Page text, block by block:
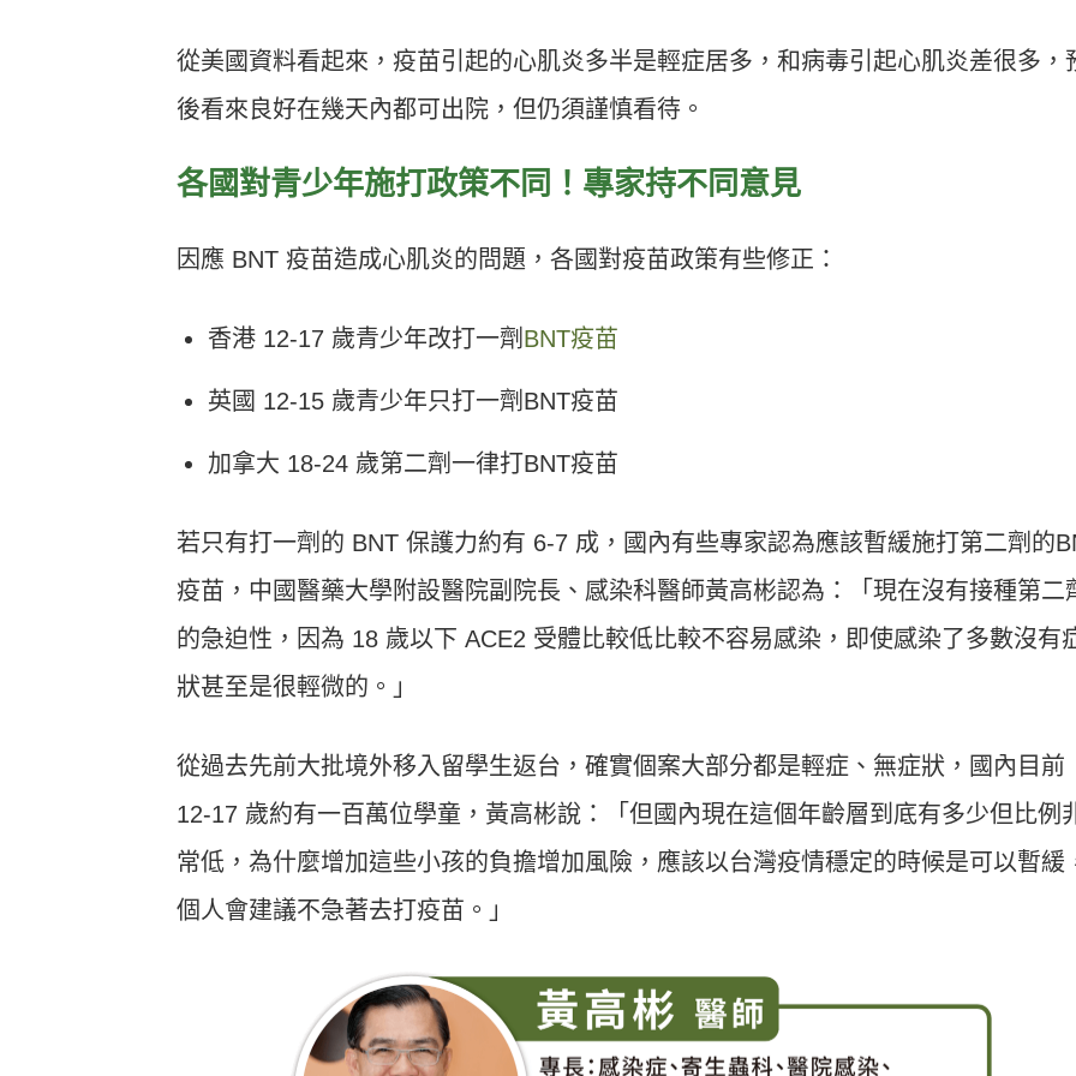
從美國資料看起來，疫苗引起的心肌炎多半是輕症居多，和病毒引起心肌炎差很多，
後看來良好在幾天內都可出院，但仍須謹慎看待。
各國對青少年施打政策不同！專家持不同意見
因應 BNT 疫苗造成心肌炎的問題，各國對疫苗政策有些修正：
香港 12-17 歲青少年改打一劑 BNT疫苗
英國 12-15 歲青少年只打一劑BNT疫苗
加拿大 18-24 歲第二劑一律打BNT疫苗
若只有打一劑的 BNT 保護力約有 6-7 成，國內有些專家認為應該暫緩施打第二劑的
疫苗，中國醫藥大學附設醫院副院長、感染科醫師黃高彬認為：「現在沒有接種第二
的急迫性，因為 18 歲以下 ACE2 受體比較低比較不容易感染，即使感染了多數沒有
狀甚至是很輕微的。」
從過去先前大批境外移入留學生返台，確實個案大部分都是輕症、無症狀，國內目前
12-17 歲約有一百萬位學童，黃高彬說：「但國內現在這個年齡層到底有多少但比例
常低，為什麼增加這些小孩的負擔增加風險，應該以台灣疫情穩定的時候是可以暫緩
個人會建議不急著去打疫苗。」